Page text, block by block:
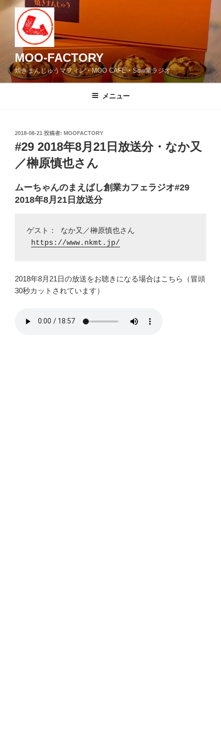
MOO-FACTORY
焼きまんじゅうマフィン・MOO CAFE・Sow業ラジオ
メニュー
投
稿
日:
2018-08-21 投稿者: MOOFACTORY
#29 2018年8月21日放送分・なか又
／榊原慎也さん
ムーちゃんのまえばし創業カフェラジオ#29
2018年8月21日放送分
ゲスト： なか又／榊原慎也さん
https://www.nkmt.jp/
2018年8月21日の放送をお聴きになる場合はこちら（冒頭
30秒カットされています）